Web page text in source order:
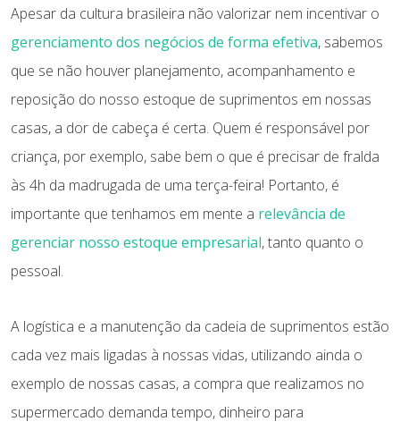
Apesar da cultura brasileira não valorizar nem incentivar o
gerenciamento dos negócios de forma efetiva, sabemos
que se não houver planejamento, acompanhamento e
reposição do nosso estoque de suprimentos em nossas
casas, a dor de cabeça é certa. Quem é responsável por
criança, por exemplo, sabe bem o que é precisar de fralda
às 4h da madrugada de uma terça-feira! Portanto, é
importante que tenhamos em mente a relevância de
gerenciar nosso estoque empresarial, tanto quanto o
pessoal.
A logística e a manutenção da cadeia de suprimentos estão
cada vez mais ligadas à nossas vidas, utilizando ainda o
exemplo de nossas casas, a compra que realizamos no
supermercado demanda tempo, dinheiro para